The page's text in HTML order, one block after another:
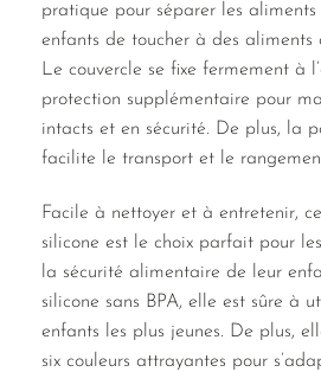
pratique pour séparer les aliments
enfants de toucher à des aliments
Le couvercle se fixe fermement à
protection supplémentaire pour
intacts et en sécurité. De plus, la
facilite le transport et le
Facile à nettoyer et à entretenir,
silicone est le choix parfait pour
la sécurité alimentaire de leur
silicone sans BPA, elle est sûre à
enfants les plus jeunes. De plus,
six couleurs attrayantes pour